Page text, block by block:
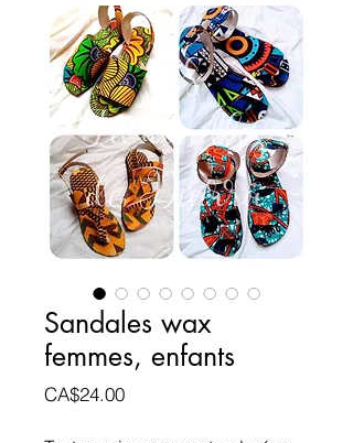
Sandales wax
femmes, enfants
CA$24.00Prix